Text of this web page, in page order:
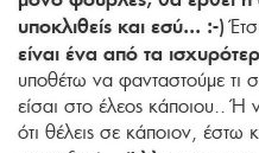
υποκλιθείς και εσύ... :-)
είναι ένα από τα
υποθέτω να φανταστούμε τι
είσαι στο έλεος κάποιου.. Ή
ότι θέλεις σε κάποιον, έστω